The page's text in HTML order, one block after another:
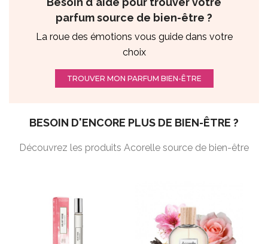
parfum source de bien-être ?
La roue des émotions vous guide dans votre
choix
TROUVER MON PARFUM BIEN-ÊTRE
BESOIN D'ENCORE PLUS DE BIEN-ÊTRE ?
Découvrez les produits Acorelle source de bien-être